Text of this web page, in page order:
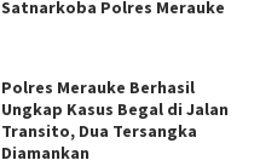
Satnarkoba Polres Merauke
Polres Merauke Berhasil
Ungkap Kasus Begal di Jalan
Transito, Dua Tersangka
Diamankan